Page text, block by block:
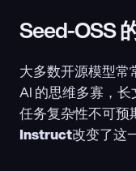
Seed-OSS
大多数开源模型常
AI 的思维多寡，
任务复杂性不可预
Instruct改变了这